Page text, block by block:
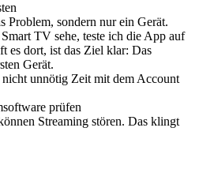
sondern nur ein Gerät.
TV sehe, teste ich die App auf
es dort, ist das Ziel klar: Das
Gerät.
unnötig Zeit mit dem Account
prüfen
Streaming stören. Das klingt